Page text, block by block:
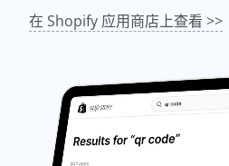
在 Shopify 应用商店上查看 >>